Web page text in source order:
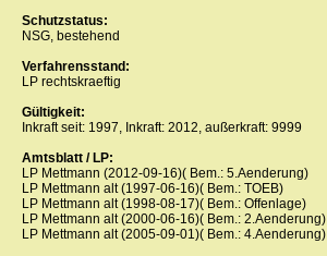
Schutzstatus:
NSG, bestehend
Verfahrensstand:
LP rechtskraeftig
Gültigkeit:
Inkraft seit: 1997, Inkraft: 2012, außerkraft: 9999
Amtsblatt / LP:
LP Mettmann (2012-09-16)( Bem.: 5.Aenderung)
LP Mettmann alt (1997-06-16)( Bem.: TOEB)
LP Mettmann alt (1998-08-17)( Bem.: Offenlage)
LP Mettmann alt (2000-06-16)( Bem.: 2.Aenderung)
LP Mettmann alt (2005-09-01)( Bem.: 4.Aenderung)